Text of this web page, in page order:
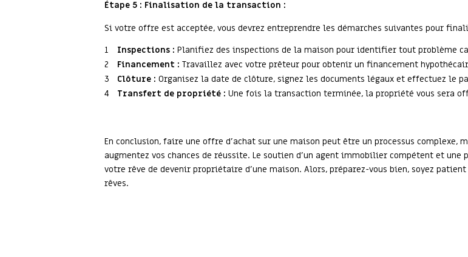
Étape 5 : Finalisation de la transaction :
Si votre offre est acceptée, vous devrez entreprendre les démarches suivantes pour
Inspections : Planifiez des inspections de la maison pour identifier tout problème
Financement : Travaillez avec votre prêteur pour obtenir un financement
Clôture : Organisez la date de clôture, signez les documents légaux et effectuez le
Transfert de propriété : Une fois la transaction terminée, la propriété vous sera
En conclusion, faire une offre d'achat sur une maison peut être un processus complexe,
augmentez vos chances de réussite. Le soutien d'un agent immobilier compétent et
votre rêve de devenir propriétaire d'une maison. Alors, préparez-vous bien, soyez
rêves.